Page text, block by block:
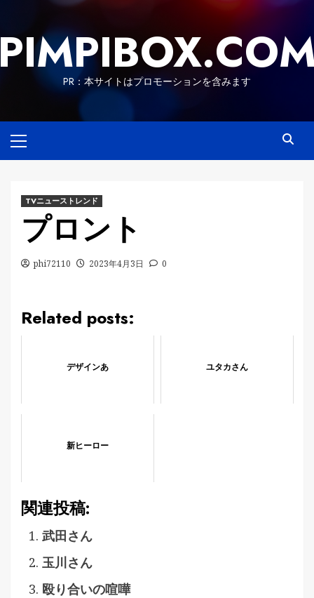
content
PR：本サイトはプロモーションを含みます
Menu
TVニューストレンド
プロント
phi72110 2023年4月3日 0
Related posts:
デザインあ ユタカさん
新ヒーロー
関連投稿:
武田さん
玉川さん
殴り合いの喧嘩